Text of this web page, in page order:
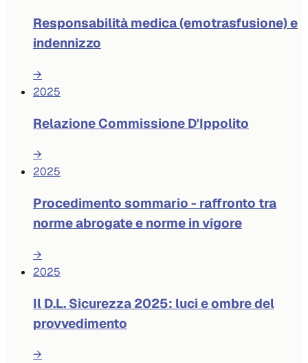
Responsabilità medica (emotrasfusione) e
indennizzo
→
2025
Relazione Commissione D'Ippolito
→
2025
Procedimento sommario - raffronto tra
norme abrogate e norme in vigore
→
2025
Il D.L. Sicurezza 2025: luci e ombre del
provvedimento
→